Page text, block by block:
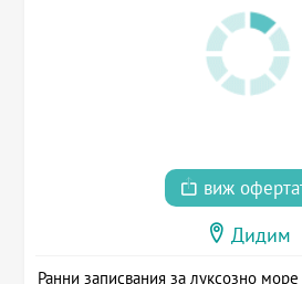
виж
Дидим
Ранни записвания за луксозно